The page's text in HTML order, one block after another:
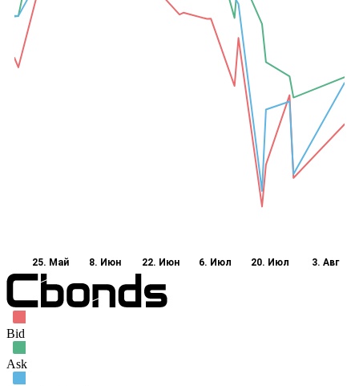
25. Май 8. Июн 22. Июн 6. Июл 20. Июл 3. Авг
Bid
Ask